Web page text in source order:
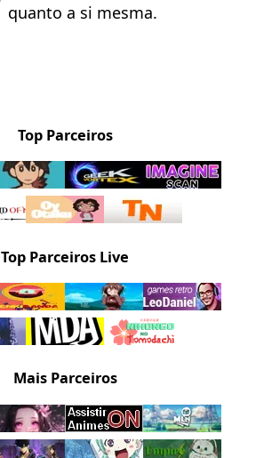
quanto a si mesma.
Top Parceiros
Top Parceiros Live
Mais Parceiros